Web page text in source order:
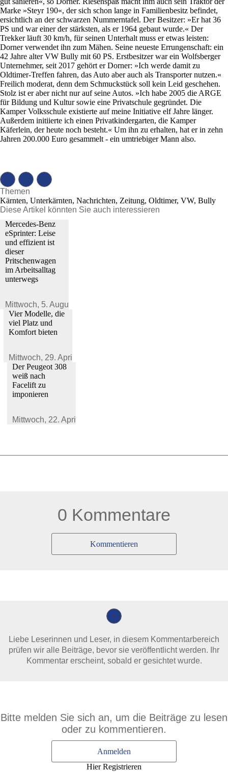
Marke »Steyr 190«, der sich schon lange in Familienbesitz befindet,
ersichtlich an der schwarzen Nummerntafel. Der Besitzer: »Er hat 36
PS und war einer der stärksten, als er 1964 gebaut wurde.« Der
Trekker läuft 30 km/h, für seinen Unterhalt muss er etwas leisten:
Dorner verwendet ihn zum Mähen. Seine neueste Errungenschaft: ein
42 Jahre alter VW Bully mit 60 PS. Erstbesitzer war ein Wolfsberger
Unternehmer, seit 2017 gehört er Dorner: »Ich werde damit zu
Oldtimer-Treffen fahren, das Auto aber auch als Transporter nutzen.«
Freilich moderat, denn dem Schmuckstück soll kein Leid geschehen.
Stolz ist er aber nicht nur auf seine Autos. »Ich habe 2005 die ARGE
für Bildung und Kultur sowie eine Privatschule gegründet. Die
Kamper Volksschule existierte auf meine Initiative elf Jahre länger.
Außerdem initiierte ich einen Privatkindergarten, die Kamper
Käferlein, der heute noch besteht.« Um ihn zu erhalten, hat er in zehn
Jahren 200.000 Euro gesammelt - ein umtriebiger Mann also.
Themen
Kärnten, Unterkärnten, Nachrichten, Zeitung, Oldtimer, VW, Bully
Diese Artikel könnten Sie auch interessieren
Mercedes-Benz
eSprinter: Leise
und effizient ist
dieser
Pritschenwagen
im Arbeitsalltag
unterwegs
Mittwoch, 5. August 2026
Vier Modelle, die
viel Platz und
Komfort bieten
Mittwoch, 29. April 2026
Der Peugeot 308
weiß nach
Facelift zu
imponieren
Mittwoch, 22. April 2026
0 Kommentare
Kommentieren
Liebe Leserinnen und Leser, in diesem Kommentarbereich
prüfen wir alle Beiträge, bevor sie veröffentlicht werden. Ihr
Kommentar erscheint, sobald er gesichtet wurde.
Bitte melden Sie sich an, um die Beiträge zu lesen
oder zu kommentieren.
Anmelden
Hier Registrieren